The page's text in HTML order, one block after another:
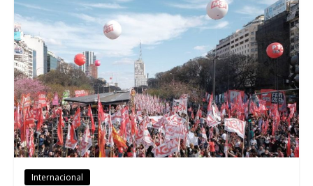
Internacional